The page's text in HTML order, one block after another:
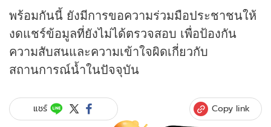
พร้อมกันนี้ ยังมีการขอความร่วมมือประชาชนให้
งดแชร์ข้อมูลที่ยังไม่ได้ตรวจสอบ เพื่อป้องกัน
ความสับสนและความเข้าใจผิดเกี่ยวกับ
สถานการณ์น้ำในปัจจุบัน
แชร์ Copy link